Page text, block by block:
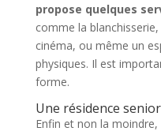
propose quelques
comme la
cinéma, ou même un
physiques. Il est
forme.
Une résidence
Enfin et non la moindre,